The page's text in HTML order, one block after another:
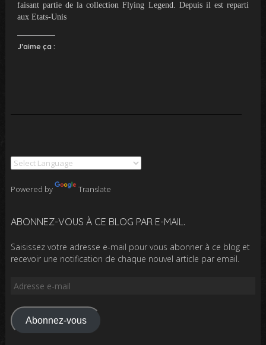
faisant partie de la collection Flying Legend. Depuis il est reparti
aux Etats-Unis
J’aime ça :
Powered by Translate
ABONNEZ-VOUS À CE BLOG PAR E-MAIL.
Saisissez votre adresse e-mail pour vous abonner à ce blog et
recevoir une notification de chaque nouvel article par email.
Adresse
mail
Abonnez-vous